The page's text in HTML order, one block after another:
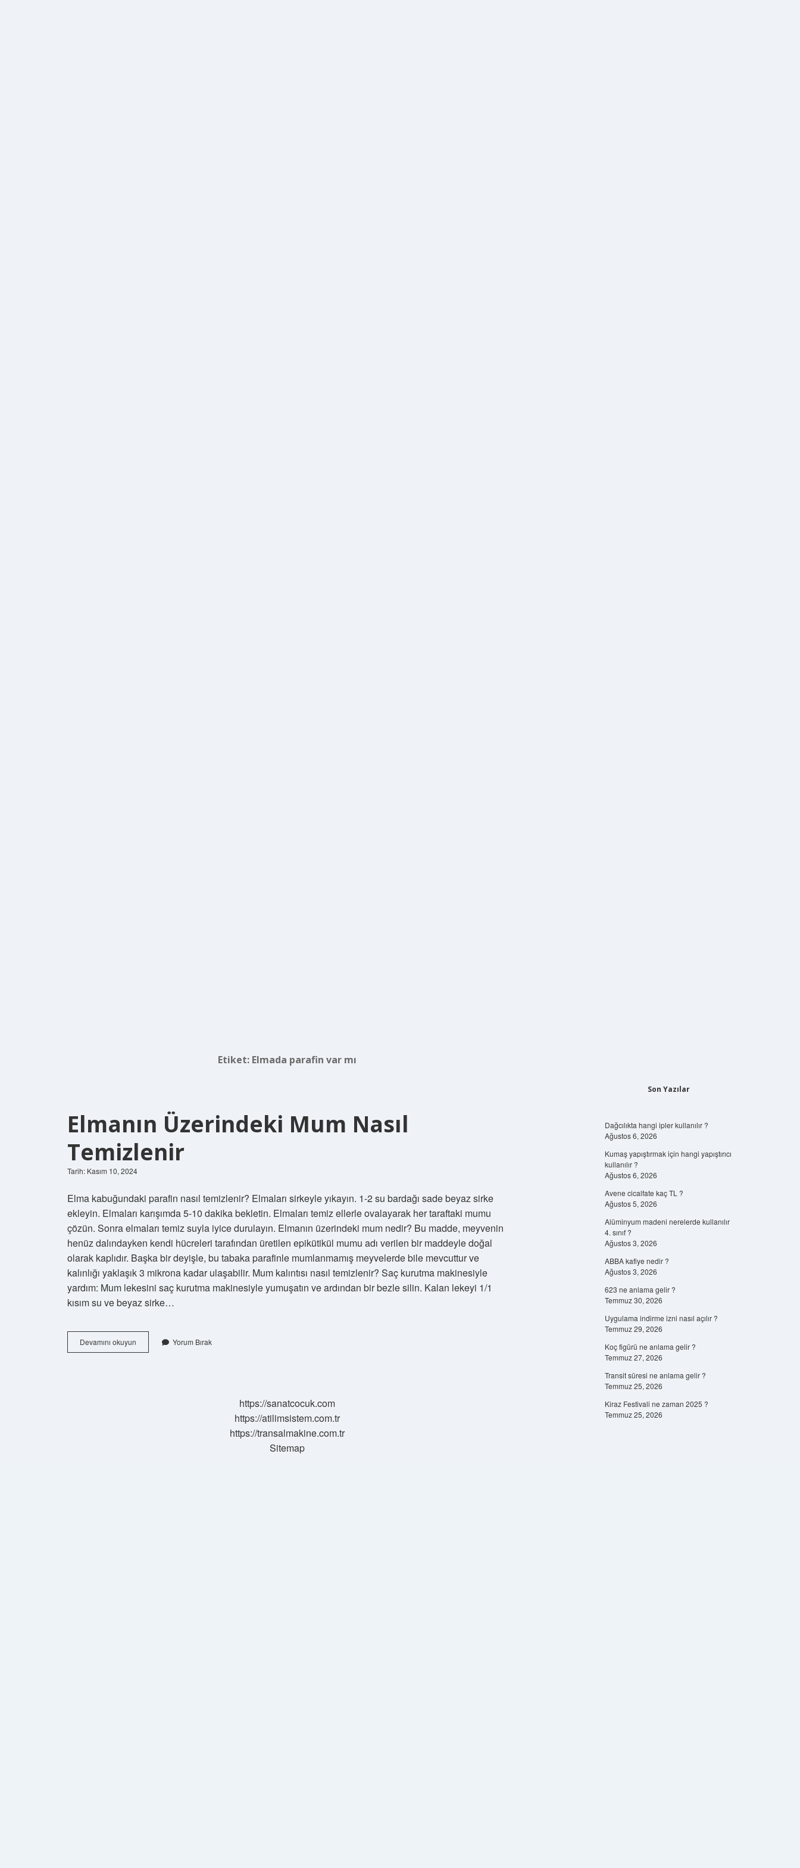
Etiket: Elmada parafin var mı
Elmanın Üzerindeki Mum Nasıl
Temizlenir
Tarih: Kasım 10, 2024
Elma kabuğundaki parafin nasıl temizlenir? Elmaları sirkeyle yıkayın. 1-2 su bardağı sade beyaz sirke
ekleyin. Elmaları karışımda 5-10 dakika bekletin. Elmaları temiz ellerle ovalayarak her taraftaki mumu
çözün. Sonra elmaları temiz suyla iyice durulayın. Elmanın üzerindeki mum nedir? Bu madde, meyvenin
henüz dalındayken kendi hücreleri tarafından üretilen epikütikül mumu adı verilen bir maddeyle doğal
olarak kaplıdır. Başka bir deyişle, bu tabaka parafinle mumlanmamış meyvelerde bile mevcuttur ve
kalınlığı yaklaşık 3 mikrona kadar ulaşabilir. Mum kalıntısı nasıl temizlenir? Saç kurutma makinesiyle
yardım: Mum lekesini saç kurutma makinesiyle yumuşatın ve ardından bir bezle silin. Kalan lekeyi 1/1
kısım su ve beyaz sirke…
Devamını okuyun Elmanın
Üzerindeki
Yorum Bırak
https://sanatcocuk.com
https://atilimsistem.com.tr
https://transalmakine.com.tr
Sitemap
Son Yazılar
Dağcılıkta hangi ipler kullanılır ?
Ağustos 6, 2026
Kumaş yapıştırmak için hangi yapıştırıcı
kullanılır ?
Ağustos 6, 2026
Avene cicalfate kaç TL ?
Ağustos 5, 2026
Alüminyum madeni nerelerde kullanılır
4. sınıf ?
Ağustos 3, 2026
ABBA kafiye nedir ?
Ağustos 3, 2026
623 ne anlama gelir ?
Temmuz 30, 2026
Uygulama indirme izni nasıl açılır ?
Temmuz 29, 2026
Koç figürü ne anlama gelir ?
Temmuz 27, 2026
Transit süresi ne anlama gelir ?
Temmuz 25, 2026
Kiraz Festivali ne zaman 2025 ?
Temmuz 25, 2026